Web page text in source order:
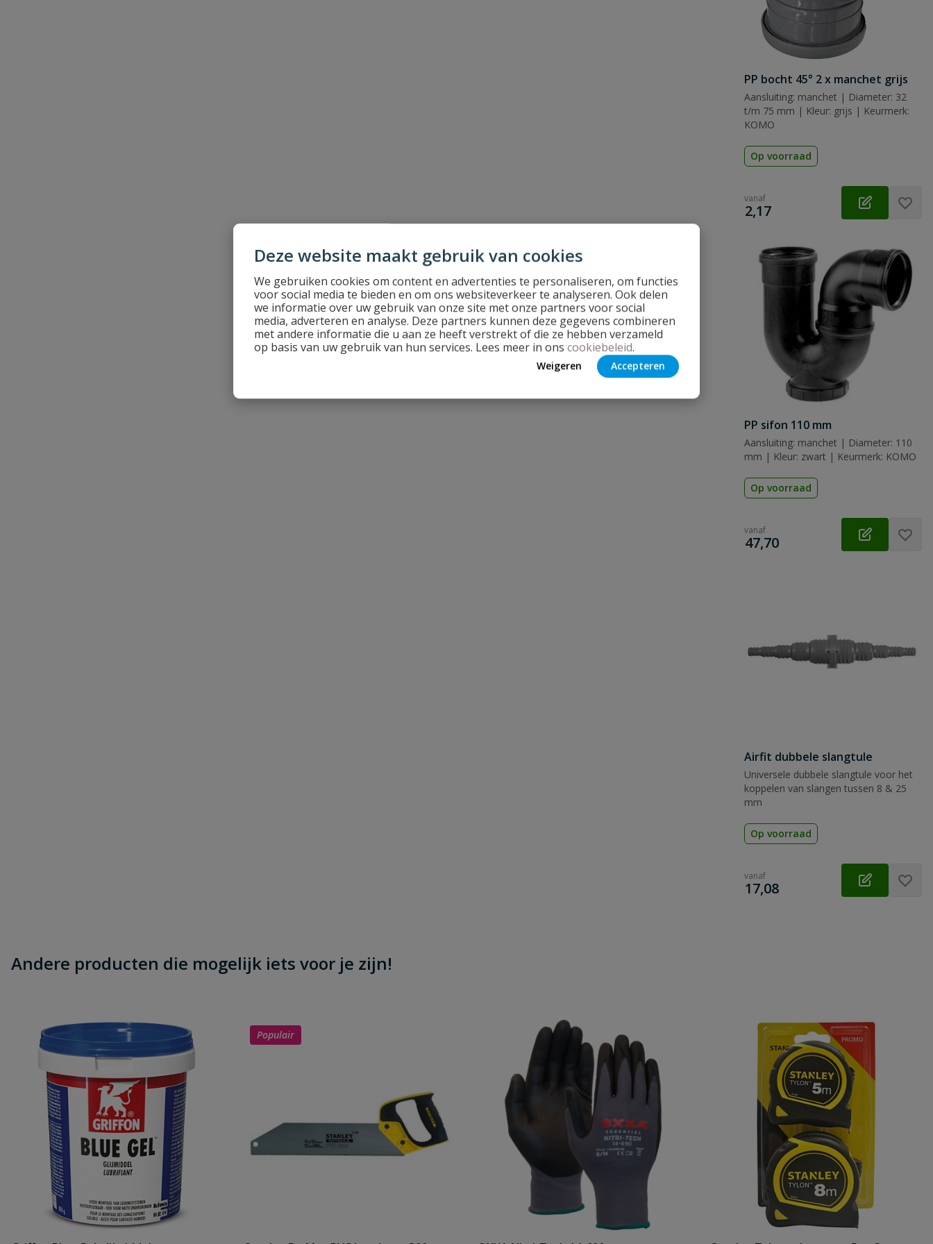
Deze website maakt gebruik van cookies
We gebruiken cookies om content en advertenties te personaliseren, om functies
voor social media te bieden en om ons websiteverkeer te analyseren. Ook delen
we informatie over uw gebruik van onze site met onze partners voor social
media, adverteren en analyse. Deze partners kunnen deze gegevens combineren
met andere informatie die u aan ze heeft verstrekt of die ze hebben verzameld
op basis van uw gebruik van hun services. Lees meer in ons cookiebeleid.
Weigeren Accepteren
PP bocht 45° 2 x manchet grijs
Aansluiting: manchet | Diameter: 32
t/m 75 mm | Kleur: grijs | Keurmerk:
KOMO
Op voorraad
vanaf
€
2,17
PP sifon 110 mm
Aansluiting: manchet | Diameter: 110
mm | Kleur: zwart | Keurmerk: KOMO
Op voorraad
vanaf
€
47,70
Airfit dubbele slangtule
Universele dubbele slangtule voor het
koppelen van slangen tussen 8 & 25
mm
Op voorraad
vanaf
€
17,08
Andere producten die mogelijk iets voor je zijn!
Populair